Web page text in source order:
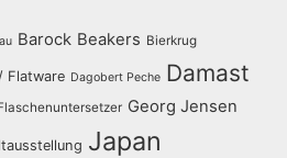
Barock Beakers Bierkrug
Flatware Dagobert Peche Damast
Georg Jensen
Japan